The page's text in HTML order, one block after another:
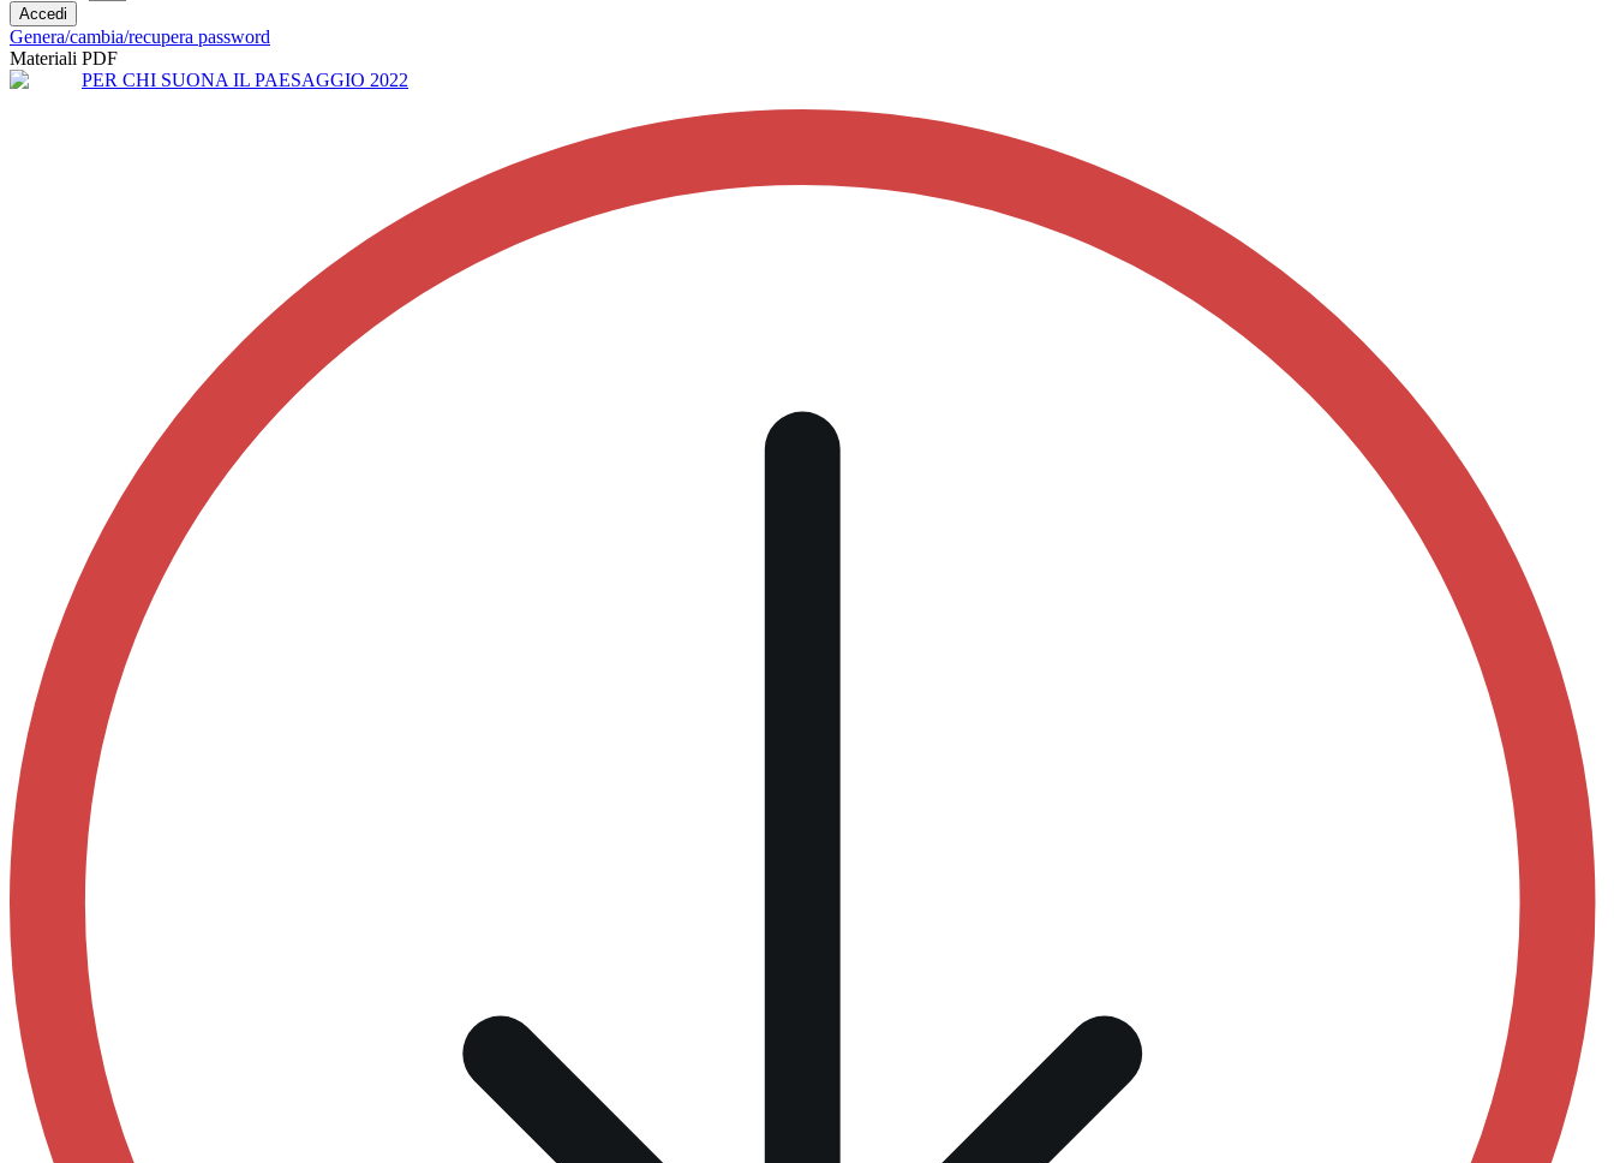
Accedi
Genera/cambia/recupera password
Materiali PDF
PER CHI SUONA IL PAESAGGIO 2022